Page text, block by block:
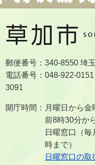
郵便番号：340-8550 埼
電話番号：048-922-
3091
開庁時間：月曜日から
前8時30分か
日曜窓口（
時まで）
日曜窓口の取